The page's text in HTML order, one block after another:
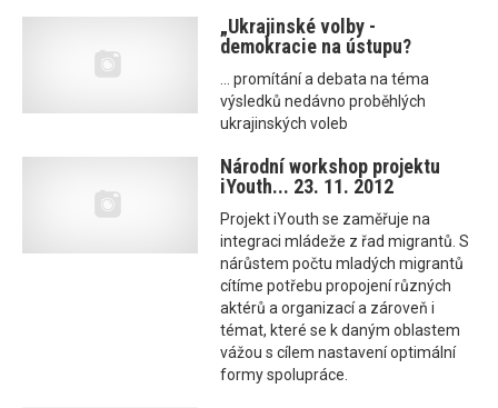
„Ukrajinské volby -
demokracie na ústupu?
... promítání a debata na téma
výsledků nedávno proběhlých
ukrajinských voleb
Národní workshop projektu
iYouth... 23. 11. 2012
Projekt iYouth se zaměřuje na
integraci mládeže z řad migrantů. S
nárůstem počtu mladých migrantů
cítíme potřebu propojení různých
aktérů a organizací a zároveň i
témat, které se k daným oblastem
vážou s cílem nastavení optimální
formy spolupráce.